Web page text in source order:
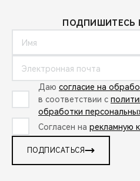
ПОДПИШИТЕСЬ
Даю согласие на
в соответствии с
обработки
Согласен на рекламную
ПОДПИСАТЬСЯ